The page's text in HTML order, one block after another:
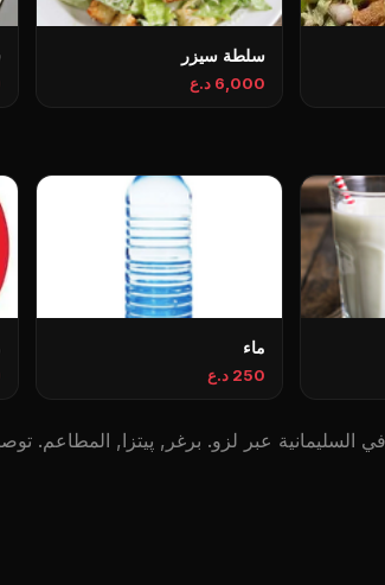
سلطة سيزر
6,000 د.ع
ماء
250 د.ع
عبر لزو. برغر, پیتزا, المطاعم.